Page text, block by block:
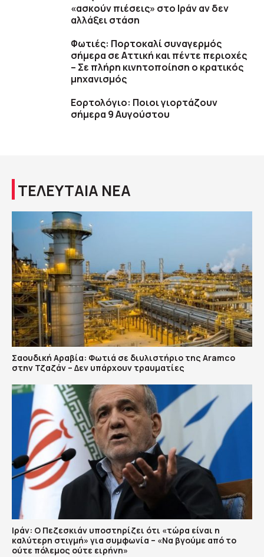
«ασκούν πιέσεις» στο Ιράν αν δεν
αλλάξει στάση
Φωτιές: Πορτοκαλί συναγερμός
σήμερα σε Αττική και πέντε περιοχές
– Σε πλήρη κινητοποίηση ο κρατικός
μηχανισμός
Εορτολόγιο: Ποιοι γιορτάζουν
σήμερα 9 Αυγούστου
ΤΕΛΕΥΤΑΙΑ ΝΕΑ
Σαουδική Αραβία: Φωτιά σε διυλιστήριο της Aramco
στην Τζαζάν – Δεν υπάρχουν τραυματίες
Ιράν: Ο Πεζεσκιάν υποστηρίζει ότι «τώρα είναι η
καλύτερη στιγμή» για συμφωνία – «Να βγούμε από το
ούτε πόλεμος ούτε ειρήνη»